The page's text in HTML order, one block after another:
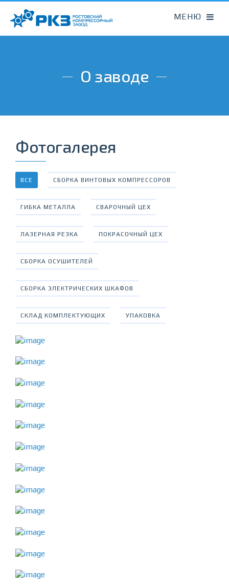
О заводе
Фотогалерея
ВСЕ СБОРКА ВИНТОВЫХ КОМПРЕССОРОВ
ГИБКА МЕТАЛЛА СВАРОЧНЫЙ ЦЕХ
ЛАЗЕРНАЯ РЕЗКА ПОКРАСОЧНЫЙ ЦЕХ
СБОРКА ОСУШИТЕЛЕЙ
СБОРКА ЭЛЕКТРИЧЕСКИХ ШКАФОВ
СКЛАД КОМПЛЕКТУЮЩИХ УПАКОВКА